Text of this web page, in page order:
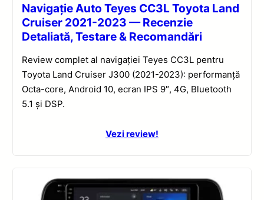
Navigație Auto Teyes CC3L Toyota Land
Cruiser 2021-2023 — Recenzie
Detaliată, Testare & Recomandări
Review complet al navigației Teyes CC3L pentru
Toyota Land Cruiser J300 (2021-2023): performanță
Octa-core, Android 10, ecran IPS 9″, 4G, Bluetooth
5.1 și DSP.
Vezi review!